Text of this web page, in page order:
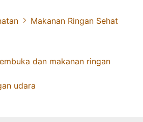
Makanan Ringan Sehat
dan makanan ringan
udara